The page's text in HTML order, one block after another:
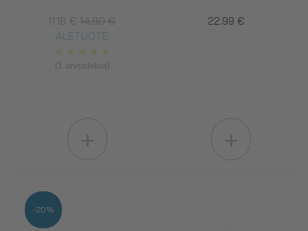
11.18 € 14.90 €
ALETUOTE
★ ★ ★ ★ ★
(1 arvostelua)
22.99 €
-20%